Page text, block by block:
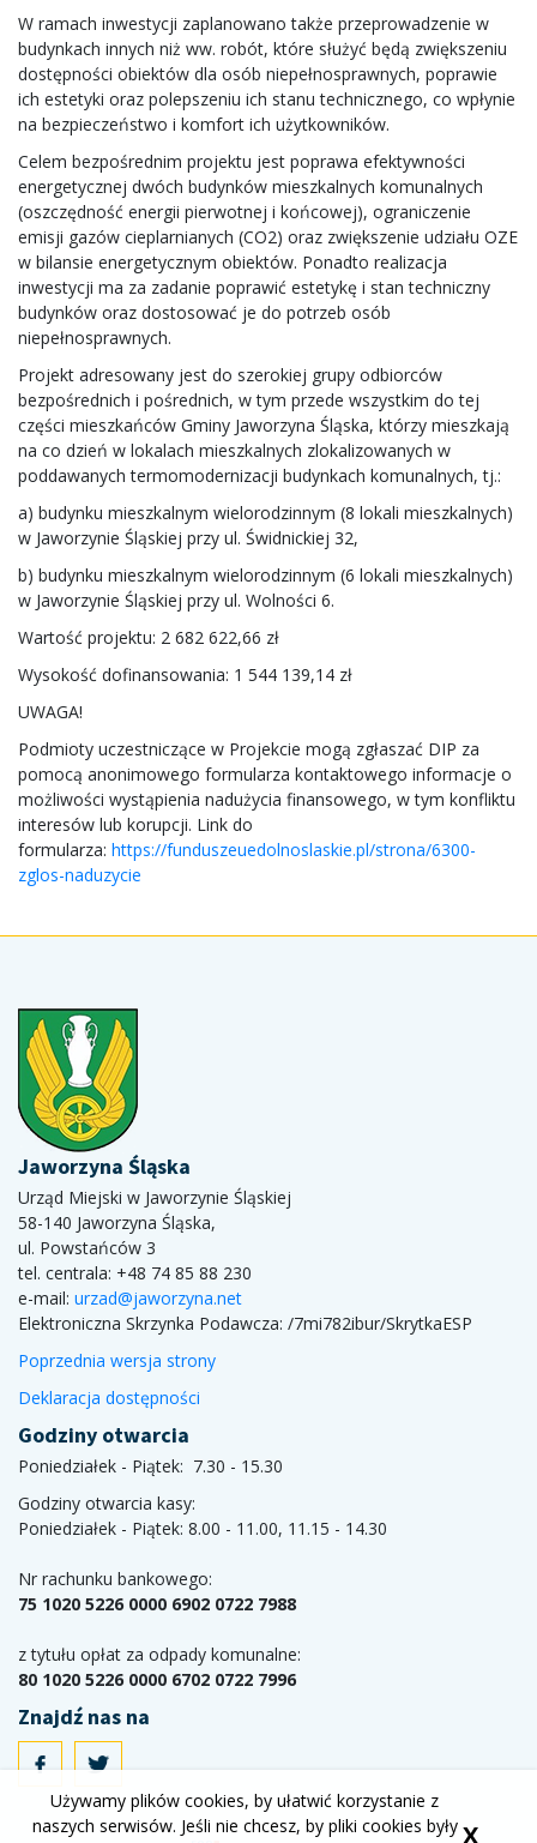
W ramach inwestycji zaplanowano także przeprowadzenie w
budynkach innych niż ww. robót, które służyć będą zwiększeniu
dostępności obiektów dla osób niepełnosprawnych, poprawie
ich estetyki oraz polepszeniu ich stanu technicznego, co wpłynie
na bezpieczeństwo i komfort ich użytkowników.
Celem bezpośrednim projektu jest poprawa efektywności
energetycznej dwóch budynków mieszkalnych komunalnych
(oszczędność energii pierwotnej i końcowej), ograniczenie
emisji gazów cieplarnianych (CO2) oraz zwiększenie udziału OZE
w bilansie energetycznym obiektów. Ponadto realizacja
inwestycji ma za zadanie poprawić estetykę i stan techniczny
budynków oraz dostosować je do potrzeb osób
niepełnosprawnych.
Projekt adresowany jest do szerokiej grupy odbiorców
bezpośrednich i pośrednich, w tym przede wszystkim do tej
części mieszkańców Gminy Jaworzyna Śląska, którzy mieszkają
na co dzień w lokalach mieszkalnych zlokalizowanych w
poddawanych termomodernizacji budynkach komunalnych, tj.:
a) budynku mieszkalnym wielorodzinnym (8 lokali mieszkalnych)
w Jaworzynie Śląskiej przy ul. Świdnickiej 32,
b) budynku mieszkalnym wielorodzinnym (6 lokali mieszkalnych)
w Jaworzynie Śląskiej przy ul. Wolności 6.
Wartość projektu: 2 682 622,66 zł
Wysokość dofinansowania: 1 544 139,14 zł
UWAGA!
Podmioty uczestniczące w Projekcie mogą zgłaszać DIP za
pomocą anonimowego formularza kontaktowego informacje o
możliwości wystąpienia nadużycia finansowego, w tym konfliktu
interesów lub korupcji. Link do
formularza: https://funduszeuedolnoslaskie.pl/strona/6300-
zglos-naduzycie
Jaworzyna Śląska
Urząd Miejski w Jaworzynie Śląskiej
58-140 Jaworzyna Śląska,
ul. Powstańców 3
tel. centrala: +48 74 85 88 230
e-mail: urzad@jaworzyna.net
Elektroniczna Skrzynka Podawcza: /7mi782ibur/SkrytkaESP
Poprzednia wersja strony
Deklaracja dostępności
Godziny otwarcia
Poniedziałek - Piątek: 7.30 - 15.30
Godziny otwarcia kasy:
Poniedziałek - Piątek: 8.00 - 11.00, 11.15 - 14.30
Nr rachunku bankowego:
75 1020 5226 0000 6902 0722 7988
z tytułu opłat za odpady komunalne:
80 1020 5226 0000 6702 0722 7996
Znajdź nas na
Używamy plików cookies, by ułatwić korzystanie z
naszych serwisów. Jeśli nie chcesz, by pliki cookies były X